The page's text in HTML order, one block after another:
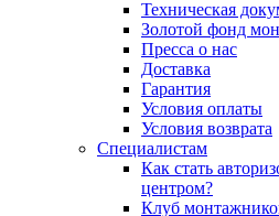
Техническая
Золотой фонд
Пресса о нас
Доставка
Гарантия
Условия оплаты
Условия возврата
Специалистам
Как стать
центром?
Клуб